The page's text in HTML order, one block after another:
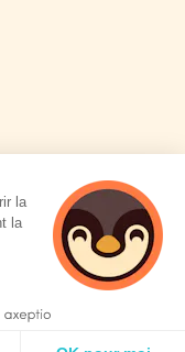
réservés.
la
la
5 personnes
consultent
actuellement cette